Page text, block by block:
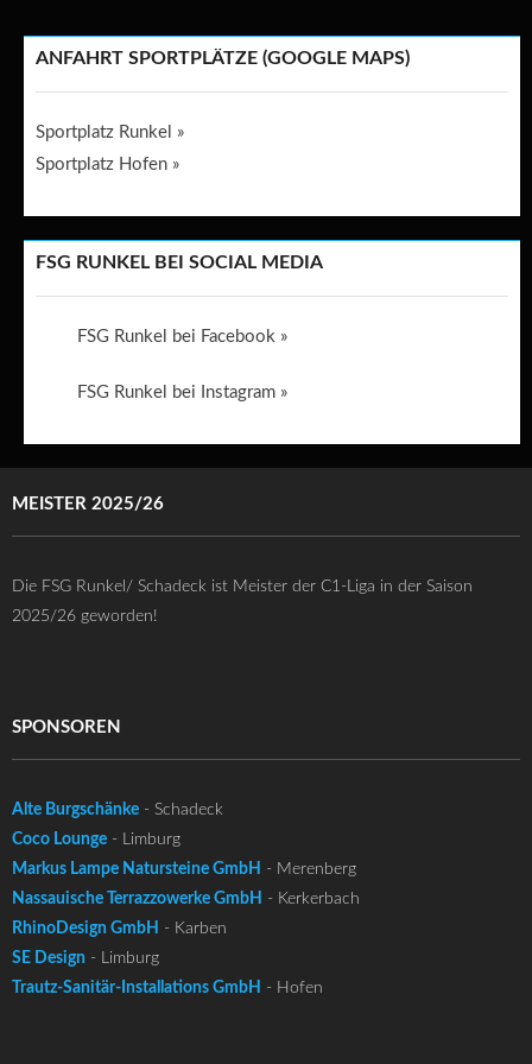
ANFAHRT SPORTPLÄTZE (GOOGLE MAPS)
Sportplatz Runkel »
Sportplatz Hofen »
FSG RUNKEL BEI SOCIAL MEDIA
FSG Runkel bei Facebook »
FSG Runkel bei Instagram »
MEISTER 2025/26
Die FSG Runkel/ Schadeck ist Meister der C1-Liga in der Saison
2025/26 geworden!
SPONSOREN
Alte Burgschänke - Schadeck
Coco Lounge - Limburg
Markus Lampe Natursteine GmbH - Merenberg
Nassauische Terrazzowerke GmbH - Kerkerbach
RhinoDesign GmbH - Karben
SE Design - Limburg
Trautz-Sanitär-Installations GmbH - Hofen